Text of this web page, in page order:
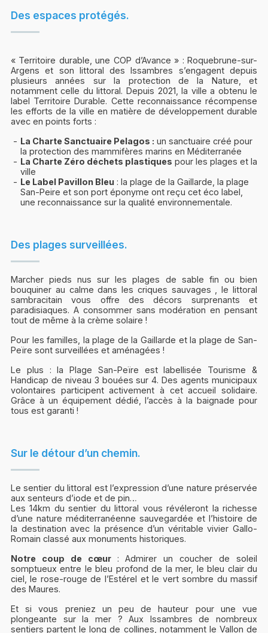
Des espaces protégés.
« Territoire durable, une COP d’Avance » : Roquebrune-sur-
Argens et son littoral des Issambres s’engagent depuis
plusieurs années sur la protection de la Nature, et
notamment celle du littoral. Depuis 2021, la ville a obtenu le
label Territoire Durable. Cette reconnaissance récompense
les efforts de la ville en matière de développement durable
avec en points forts :
La Charte Sanctuaire Pelagos : un sanctuaire créé pour
la protection des mammifères marins en Méditerranée
La Charte Zéro déchets plastiques pour les plages et la
ville
Le Label Pavillon Bleu: la plage de la Gaillarde, la plage
San-Peire et son port éponyme ont reçu cet éco label,
une reconnaissance sur la qualité environnementale.
Des plages surveillées.
Marcher pieds nus sur les plages de sable fin ou bien
bouquiner au calme dans les criques sauvages , le littoral
sambracitain vous offre des décors surprenants et
paradisiaques. A consommer sans modération en pensant
tout de même à la crème solaire !
Pour les familles, la plage de la Gaillarde et la plage de San-
Peïre sont surveillées et aménagées !
Le plus : la Plage San-Peïre est labellisée Tourisme &
Handicap de niveau 3 bouées sur 4. Des agents municipaux
volontaires participent activement à cet accueil solidaire.
Grâce à un équipement dédié, l’accès à la baignade pour
tous est garanti !
Sur le détour d’un chemin.
Le sentier du littoral est l’expression d’une nature préservée
aux senteurs d’iode et de pin…
Les 14km du sentier du littoral vous révéleront la richesse
d’une nature méditerranéenne sauvegardée et l’histoire de
la destination avec la présence d’un véritable vivier Gallo-
Romain classé aux monuments historiques.
Notre coup de cœur : Admirer un coucher de soleil
somptueux entre le bleu profond de la mer, le bleu clair du
ciel, le rose-rouge de l’Estérel et le vert sombre du massif
des Maures.
Et si vous preniez un peu de hauteur pour une vue
plongeante sur la mer ? Aux Issambres de nombreux
sentiers partent le long de collines, notamment le Vallon de